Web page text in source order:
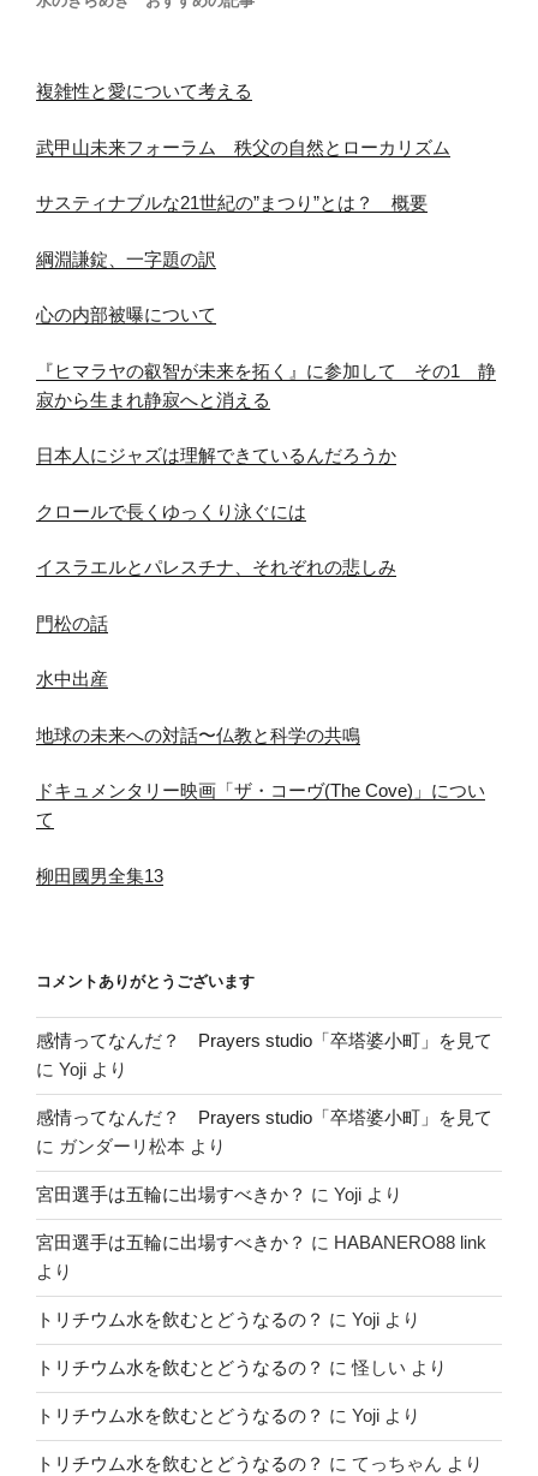
複雑性と愛について考える
武甲山未来フォーラム 秩父の自然とローカリズム
サスティナブルな21世紀の”まつり”とは？ 概要
綱淵謙錠、一字題の訳
心の内部被曝について
『ヒマラヤの叡智が未来を拓く』に参加して その1 静
寂から生まれ静寂へと消える
日本人にジャズは理解できているんだろうか
クロールで長くゆっくり泳ぐには
イスラエルとパレスチナ、それぞれの悲しみ
門松の話
水中出産
地球の未来への対話〜仏教と科学の共鳴
ドキュメンタリー映画「ザ・コーヴ(The Cove)」につい
て
柳田國男全集13
コメントありがとうございます
感情ってなんだ？ Prayers studio「卒塔婆小町」を見て
に Yoji より
感情ってなんだ？ Prayers studio「卒塔婆小町」を見て
に ガンダーリ松本 より
宮田選手は五輪に出場すべきか？ に Yoji より
宮田選手は五輪に出場すべきか？ に HABANERO88 link
より
トリチウム水を飲むとどうなるの？ に Yoji より
トリチウム水を飲むとどうなるの？ に怪しい より
トリチウム水を飲むとどうなるの？ に Yoji より
トリチウム水を飲むとどうなるの？ に てっちゃん より